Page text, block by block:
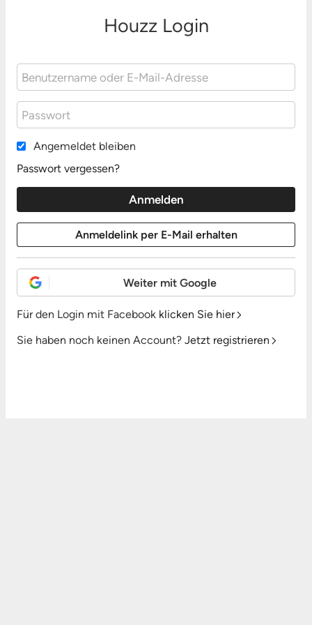
Houzz Login
Angemeldet bleiben
Passwort vergessen?
Weiter mit Google
Für den Login mit Facebook klicken Sie hier
Sie haben noch keinen Account? Jetzt registrieren